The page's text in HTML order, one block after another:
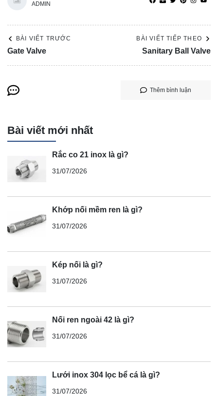
ADMIN
BÀI VIẾT TRƯỚC
Gate Valve
BÀI VIẾT TIẾP THEO
Sanitary Ball Valve
Thêm bình luận
Bài viết mới nhất
Rắc co 21 inox là gì?
31/07/2026
Khớp nối mềm ren là gì?
31/07/2026
Kép nối là gì?
31/07/2026
Nối ren ngoài 42 là gì?
31/07/2026
Lưới inox 304 lọc bể cá là gì?
31/07/2026